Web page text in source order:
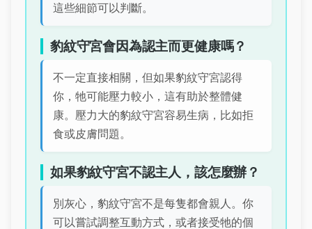
這些細節可以判斷。
豹紋守宮會因為認主而更健康嗎？
不一定直接相關，但如果豹紋守宮認得
你，牠可能壓力較小，這有助於整體健
康。壓力大的豹紋守宮容易生病，比如拒
食或皮膚問題。
如果豹紋守宮不認主人，該怎麼辦？
別灰心，豹紋守宮不是每隻都會親人。你
可以嘗試調整互動方式，或者接受牠的個